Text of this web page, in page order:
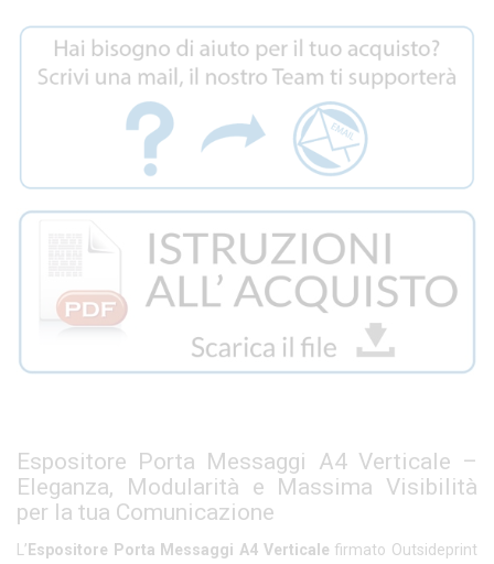
Espositore Porta Messaggi A4 Verticale –
Eleganza, Modularità e Massima Visibilità
per la tua Comunicazione
L’ Espositore Porta Messaggi A4 Verticale firmato Outsideprint